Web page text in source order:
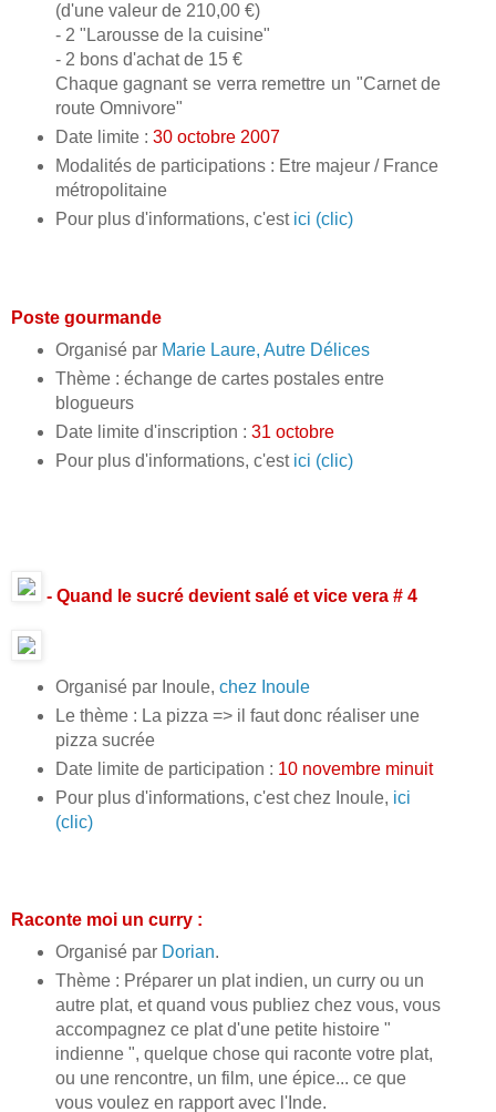
(d'une valeur de 210,00 €)
- 2 "Larousse de la cuisine"
- 2 bons d'achat de 15 €
Chaque gagnant se verra remettre un "Carnet de
route Omnivore"
Date limite : 30 octobre 2007
Modalités de participations : Etre majeur / France
métropolitaine
Pour plus d'informations, c'est ici (clic)
Poste gourmande
Organisé par Marie Laure, Autre Délices
Thème : échange de cartes postales entre
blogueurs
Date limite d'inscription : 31 octobre
Pour plus d'informations, c'est ici (clic)
- Quand le sucré devient salé et vice vera # 4
Organisé par Inoule, chez Inoule
Le thème : La pizza => il faut donc réaliser une
pizza sucrée
Date limite de participation : 10 novembre minuit
Pour plus d'informations, c'est chez Inoule, ici
(clic)
Raconte moi un curry :
Organisé par Dorian.
Thème : Préparer un plat indien, un curry ou un
autre plat, et quand vous publiez chez vous, vous
accompagnez ce plat d'une petite histoire "
indienne ", quelque chose qui raconte votre plat,
ou une rencontre, un film, une épice... ce que
vous voulez en rapport avec l'Inde.